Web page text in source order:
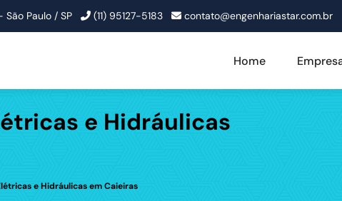
São Paulo / SP (11) 95127-5183 contato@engenhariastar.com.br
Home
e Hidráulicas
e Hidráulicas em Caieiras